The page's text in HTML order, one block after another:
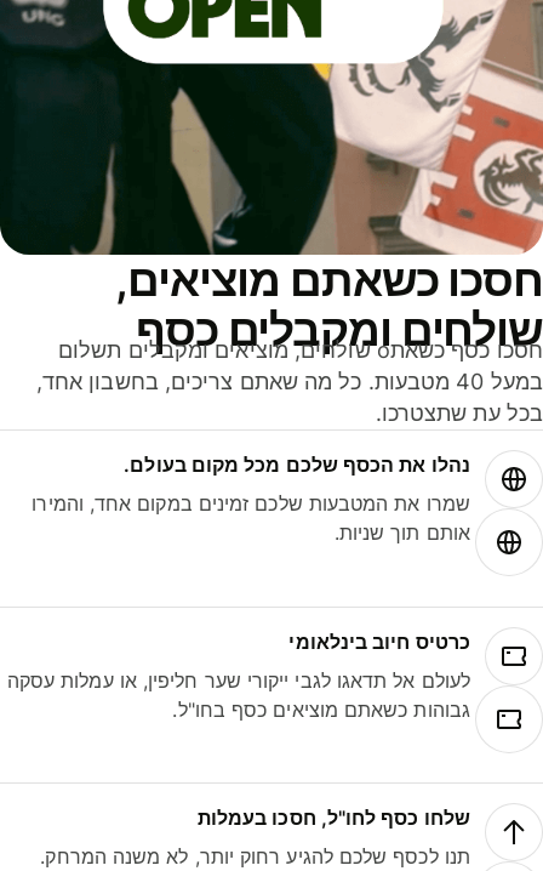
כשאתם מוציאים,
ומקבלים כסף
חסכו כסף כשאתo שולחים, מוציאים ומקבלים תשלום
במעל 40 מטבעות. כל מה שאתם צריכים, בחשבון אחד,
עת שתצטרכו.
נהלו את הכסף שלכם מכל מקום בעולם.
שמרו את המטבעות שלכם זמינים במקום אחד, והמירו
אותם תוך שניות.
כרטיס חיוב בינלאומי
לעולם אל תדאגו לגבי ייקורי שער חליפין, או עמלות עסקה
גבוהות כשאתם מוציאים כסף בחו"ל.
שלחו כסף לחו"ל, חסכו בעמלות
תנו לכסף שלכם להגיע רחוק יותר, לא משנה המרחק.